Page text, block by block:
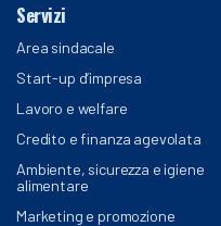
Servizi
Area sindacale
Start-up d’impresa
Lavoro e welfare
Credito e finanza agevolata
Ambiente, sicurezza e igiene
alimentare
Marketing e promozione